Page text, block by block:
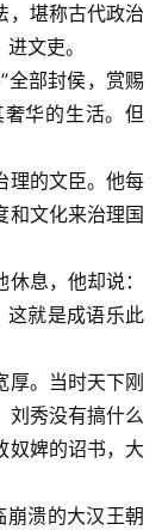
，堪称古代政治
文吏。
全部封侯，赏赐
华的生活。但
理的文臣。他每
和文化来治理国
息，他却说：
这就是成语乐此
厚。当时天下刚
刘秀没有搞什么
奴婢的诏书，大
崩溃的大汉王朝